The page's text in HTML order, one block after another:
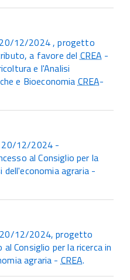
12/2024 , progetto
a favore delCREA -
e l'Analisi
e BioeconomiaCREA-
20/12/2024 -
cesso al Consiglio per la
dell'economia agraria -
12/2024, progetto
Consiglio per la ricerca in
agraria -CREA.